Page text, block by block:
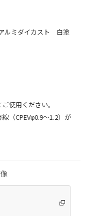
ルミダイカスト 白塗
使用ください。
（CPEVφ0.9～1.2）が